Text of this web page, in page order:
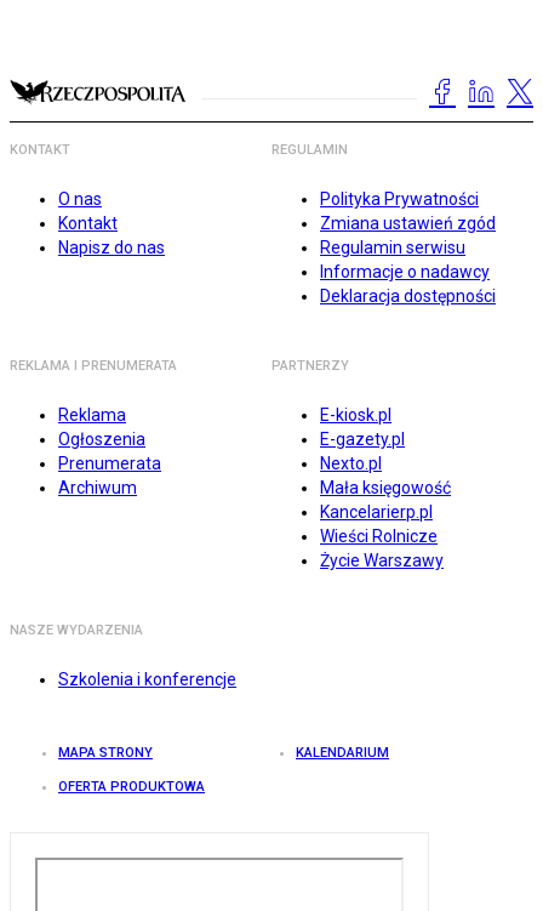
KONTAKT
O nas
Kontakt
Napisz do nas
REGULAMIN
Polityka Prywatności
Zmiana ustawień zgód
Regulamin serwisu
Informacje o nadawcy
Deklaracja dostępności
REKLAMA I PRENUMERATA
Reklama
Ogłoszenia
Prenumerata
Archiwum
PARTNERZY
E-kiosk.pl
E-gazety.pl
Nexto.pl
Mała księgowość
Kancelarierp.pl
Wieści Rolnicze
Życie Warszawy
NASZE WYDARZENIA
Szkolenia i konferencje
MAPA STRONY KALENDARIUM
OFERTA PRODUKTOWA